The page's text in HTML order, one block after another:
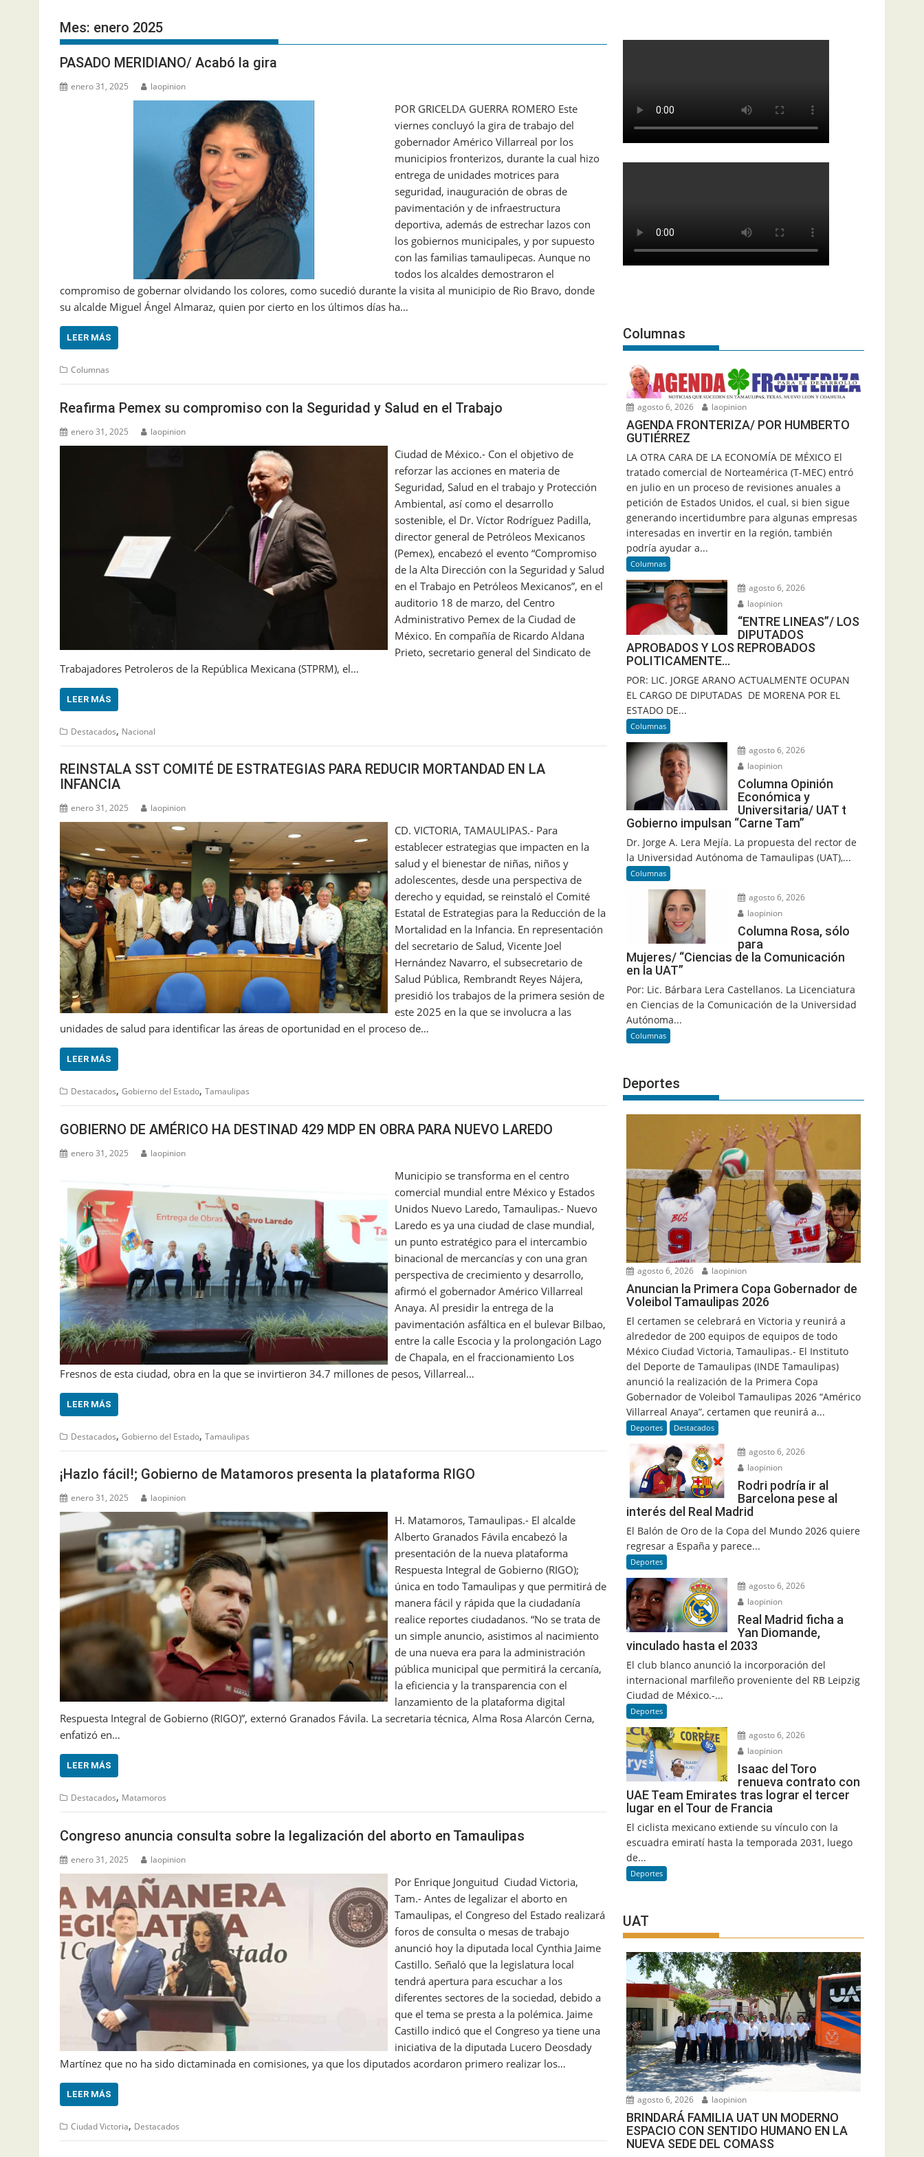
Mes: enero 2025
PASADO MERIDIANO/ Acabó la gira
enero 31, 2025 laopinion
POR GRICELDA GUERRA ROMERO Este
viernes concluyó la gira de trabajo del
gobernador Américo Villarreal por los
municipios fronterizos, durante la cual hizo
entrega de unidades motrices para
seguridad, inauguración de obras de
pavimentación y de infraestructura
deportiva, además de estrechar lazos con
los gobiernos municipales, y por supuesto
con las familias tamaulipecas. Aunque no
todos los alcaldes demostraron el
compromiso de gobernar olvidando los colores, como sucedió durante la visita al municipio de Rio Bravo, donde
su alcalde Miguel Ángel Almaraz, quien por cierto en los últimos días ha…
LEER MÁS
Columnas
Reafirma Pemex su compromiso con la Seguridad y Salud en el Trabajo
enero 31, 2025 laopinion
Ciudad de México.- Con el objetivo de
reforzar las acciones en materia de
Seguridad, Salud en el trabajo y Protección
Ambiental, así como el desarrollo
sostenible, el Dr. Víctor Rodríguez Padilla,
director general de Petróleos Mexicanos
(Pemex), encabezó el evento “Compromiso
de la Alta Dirección con la Seguridad y Salud
en el Trabajo en Petróleos Mexicanos”, en el
auditorio 18 de marzo, del Centro
Administrativo Pemex de la Ciudad de
México. En compañía de Ricardo Aldana
Prieto, secretario general del Sindicato de
Trabajadores Petroleros de la República Mexicana (STPRM), el…
LEER MÁS
Destacados, Nacional
REINSTALA SST COMITÉ DE ESTRATEGIAS PARA REDUCIR MORTANDAD EN LA
INFANCIA
enero 31, 2025 laopinion
CD. VICTORIA, TAMAULIPAS.- Para
establecer estrategias que impacten en la
salud y el bienestar de niñas, niños y
adolescentes, desde una perspectiva de
derecho y equidad, se reinstaló el Comité
Estatal de Estrategias para la Reducción de la
Mortalidad en la Infancia. En representación
del secretario de Salud, Vicente Joel
Hernández Navarro, el subsecretario de
Salud Pública, Rembrandt Reyes Nájera,
presidió los trabajos de la primera sesión de
este 2025 en la que se involucra a las
unidades de salud para identificar las áreas de oportunidad en el proceso de…
LEER MÁS
Destacados, Gobierno del Estado, Tamaulipas
GOBIERNO DE AMÉRICO HA DESTINAD 429 MDP EN OBRA PARA NUEVO LAREDO
enero 31, 2025 laopinion
Municipio se transforma en el centro
comercial mundial entre México y Estados
Unidos Nuevo Laredo, Tamaulipas.- Nuevo
Laredo es ya una ciudad de clase mundial,
un punto estratégico para el intercambio
binacional de mercancías y con una gran
perspectiva de crecimiento y desarrollo,
afirmó el gobernador Américo Villarreal
Anaya. Al presidir la entrega de la
pavimentación asfáltica en el bulevar Bilbao,
entre la calle Escocia y la prolongación Lago
de Chapala, en el fraccionamiento Los
Fresnos de esta ciudad, obra en la que se invirtieron 34.7 millones de pesos, Villarreal…
LEER MÁS
Destacados, Gobierno del Estado, Tamaulipas
¡Hazlo fácil!; Gobierno de Matamoros presenta la plataforma RIGO
enero 31, 2025 laopinion
H. Matamoros, Tamaulipas.- El alcalde
Alberto Granados Fávila encabezó la
presentación de la nueva plataforma
Respuesta Integral de Gobierno (RIGO);
única en todo Tamaulipas y que permitirá de
manera fácil y rápida que la ciudadanía
realice reportes ciudadanos. “No se trata de
un simple anuncio, asistimos al nacimiento
de una nueva era para la administración
pública municipal que permitirá la cercanía,
la eficiencia y la transparencia con el
lanzamiento de la plataforma digital
Respuesta Integral de Gobierno (RIGO)”, externó Granados Fávila. La secretaria técnica, Alma Rosa Alarcón Cerna,
enfatizó en…
LEER MÁS
Destacados, Matamoros
Congreso anuncia consulta sobre la legalización del aborto en Tamaulipas
enero 31, 2025 laopinion
Por Enrique Jonguitud Ciudad Victoria,
Tam.- Antes de legalizar el aborto en
Tamaulipas, el Congreso del Estado realizará
foros de consulta o mesas de trabajo
anunció hoy la diputada local Cynthia Jaime
Castillo. Señaló que la legislatura local
tendrá apertura para escuchar a los
diferentes sectores de la sociedad, debido a
que el tema se presta a la polémica. Jaime
Castillo indicó que el Congreso ya tiene una
iniciativa de la diputada Lucero Deosdady
Martínez que no ha sido dictaminada en comisiones, ya que los diputados acordaron primero realizar los…
LEER MÁS
Ciudad Victoria, Destacados
Columnas
agosto 6, 2026 laopinion
AGENDA FRONTERIZA/ POR HUMBERTO
GUTIÉRREZ
LA OTRA CARA DE LA ECONOMÍA DE MÉXICO El
tratado comercial de Norteamérica (T-MEC) entró
en julio en un proceso de revisiones anuales a
petición de Estados Unidos, el cual, si bien sigue
generando incertidumbre para algunas empresas
interesadas en invertir en la región, también
podría ayudar a...
Columnas
agosto 6, 2026
laopinion
“ENTRE LINEAS”/ LOS
DIPUTADOS
APROBADOS Y LOS REPROBADOS
POLITICAMENTE…
POR: LIC. JORGE ARANO ACTUALMENTE OCUPAN
EL CARGO DE DIPUTADAS DE MORENA POR EL
ESTADO DE...
Columnas
agosto 6, 2026
laopinion
Columna Opinión
Económica y
Universitaria/ UAT t
Gobierno impulsan “Carne Tam”
Dr. Jorge A. Lera Mejía. La propuesta del rector de
la Universidad Autónoma de Tamaulipas (UAT),...
Columnas
agosto 6, 2026
laopinion
Columna Rosa, sólo
para
Mujeres/ “Ciencias de la Comunicación
en la UAT”
Por: Lic. Bárbara Lera Castellanos. La Licenciatura
en Ciencias de la Comunicación de la Universidad
Autónoma...
Columnas
Deportes
agosto 6, 2026 laopinion
Anuncian la Primera Copa Gobernador de
Voleibol Tamaulipas 2026
El certamen se celebrará en Victoria y reunirá a
alrededor de 200 equipos de equipos de todo
México Ciudad Victoria, Tamaulipas.- El Instituto
del Deporte de Tamaulipas (INDE Tamaulipas)
anunció la realización de la Primera Copa
Gobernador de Voleibol Tamaulipas 2026 “Américo
Villarreal Anaya”, certamen que reunirá a...
Deportes Destacados
agosto 6, 2026
laopinion
Rodri podría ir al
Barcelona pese al
interés del Real Madrid
El Balón de Oro de la Copa del Mundo 2026 quiere
regresar a España y parece...
Deportes
agosto 6, 2026
laopinion
Real Madrid ficha a
Yan Diomande,
vinculado hasta el 2033
El club blanco anunció la incorporación del
internacional marfileño proveniente del RB Leipzig
Ciudad de México.-...
Deportes
agosto 6, 2026
laopinion
Isaac del Toro
renueva contrato con
UAE Team Emirates tras lograr el tercer
lugar en el Tour de Francia
El ciclista mexicano extiende su vínculo con la
escuadra emiratí hasta la temporada 2031, luego
de...
Deportes
UAT
agosto 6, 2026 laopinion
BRINDARÁ FAMILIA UAT UN MODERNO
ESPACIO CON SENTIDO HUMANO EN LA
NUEVA SEDE DEL COMASS